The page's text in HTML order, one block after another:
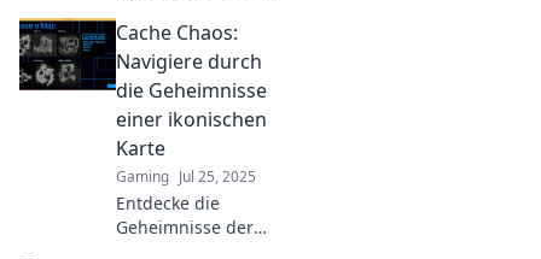
Conundrums! Boost
your skills and
dominate every
match—your ultimate
guide awaits!
Cache Chaos:
Navigiere durch
die Geheimnisse
einer ikonischen
Karte
Gaming Jul 25, 2025
Entdecke die
Geheimnisse der